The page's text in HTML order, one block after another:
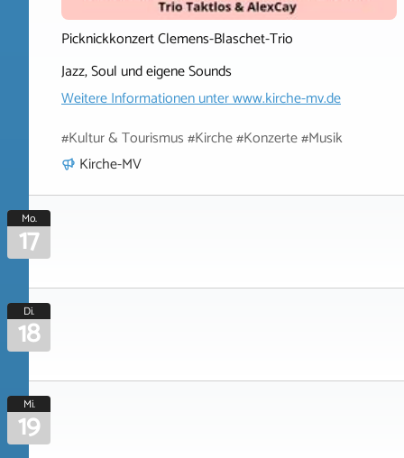
Picknickkonzert Clemens-Blaschet-Trio
Jazz, Soul und eigene Sounds
Weitere Informationen unterwww.kirche-mv.de
#Kultur & Tourismus #Kirche #Konzerte #Musik
Kirche-MV
Mo.
17
Di.
18
Mi.
19